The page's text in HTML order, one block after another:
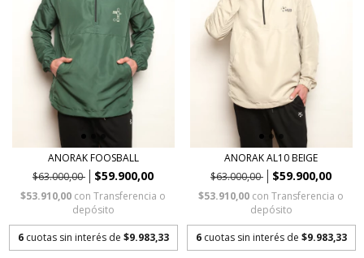
ANORAK FOOSBALL
$63.000,00
$59.900,00
$53.910,00 con Transferencia o
depósito
6 cuotas sin interés de $9.983,33
ANORAK AL10 BEIGE
$63.000,00
$59.900,00
$53.910,00 con Transferencia o
depósito
6 cuotas sin interés de $9.983,33